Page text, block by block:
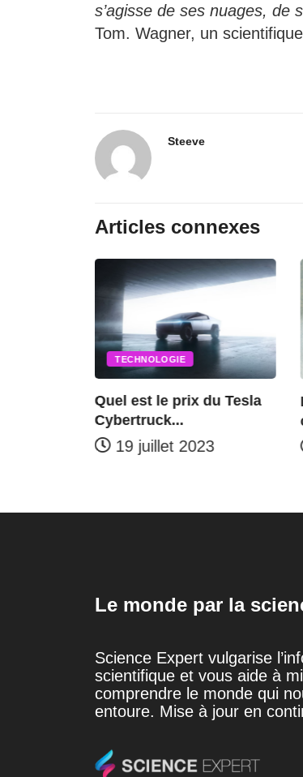
s’agisse de ses nuages, de
Tom. Wagner, un
Steeve
Articles connexes
TECHNOLOGIE
Quel est le prix du Tesla
Cybertruck...
19 juillet 2023
Le monde par la
Science Expert vulgarise
scientifique et vous aide à
comprendre le monde qui
entoure. Mise à jour en